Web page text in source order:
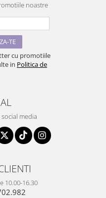
noastre
cu promotiile
in Politica de
media
10.00-16.30